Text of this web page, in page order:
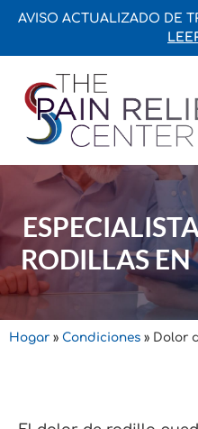
AVISO ACTUALIZADO DE
RODILLAS
Hogar » Condiciones » Dolor